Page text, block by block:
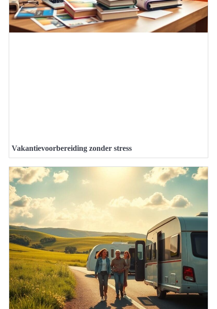
Vakantievoorbereiding zonder stress